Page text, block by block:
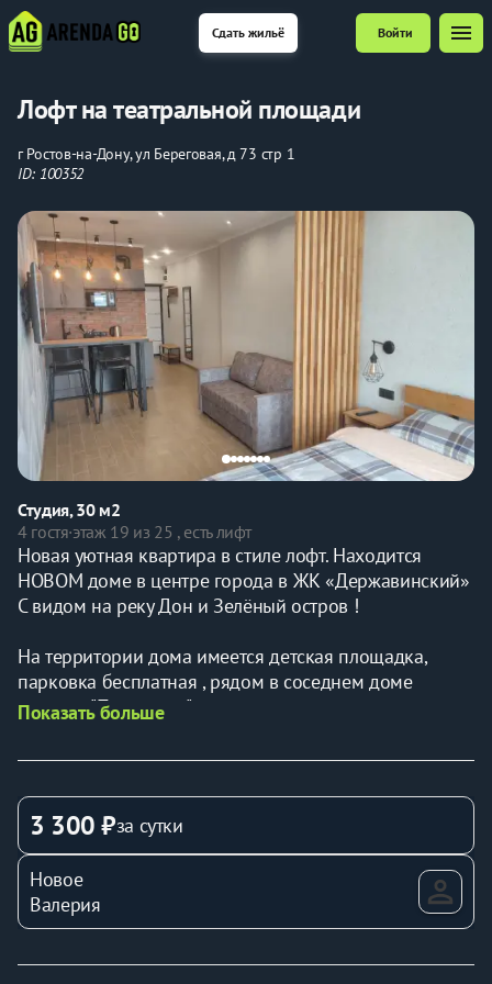
Сдать жильё Войти menu
Лофт на театральной площади
г Ростов-на-Дону, ул Береговая, д 73 стр 1
ID: 100352
Студия, 30 м2
4 гостя·этаж 19 из 25 , есть лифт
Новая уютная квартира в стиле лофт. Находится
НОВОМ доме в центре города в ЖК «Державинский»
С видом на реку Дон и Зелёный остров !
На территории дома имеется детская площадка,
парковка бесплатная , рядом в соседнем доме
магазин "Пятерочка"
В 10 минутах от дома находится Театральная
драмы имени М. Горького, парк имени Вити
Черевичкина, Медицинский университет, ул. Большая
Садовая, Пушкинская улица,
ДГТУ(ул.социалистическая), детские сады,школы,
кафе, бары рестораны, Вкусно и точка.
- В квартире 4 спальных места: кровать и
Показать больше
3 300 ₽за сутки
Новое
Валерия